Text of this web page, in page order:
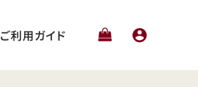
ご利用ガイド